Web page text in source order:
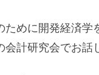
ために開発経済
計研究会でお話